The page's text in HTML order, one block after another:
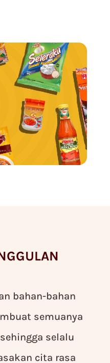
bahan-bahan
semuanya
selalu
cita rasa